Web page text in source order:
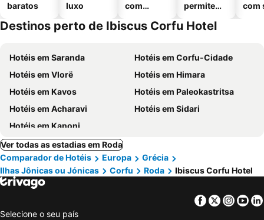
baratos
luxo
com
permitem
com
Destinos perto de Ibiscus Corfu Hotel
Hotéis em Saranda
Hotéis em Corfu-Cidade
Hotéis em Vlorë
Hotéis em Himara
Hotéis em Kavos
Hotéis em Paleokastritsa
Hotéis em Acharavi
Hotéis em Sidari
Hotéis em Kanoni
Ver todas as estadias em Roda
Comparador de Hotéis
Europa
Grécia
Ilhas Jônicas ou Jónicas
Corfu Roda Ibiscus Corfu Hotel
Facebook
Twitter
Selecione o seu país